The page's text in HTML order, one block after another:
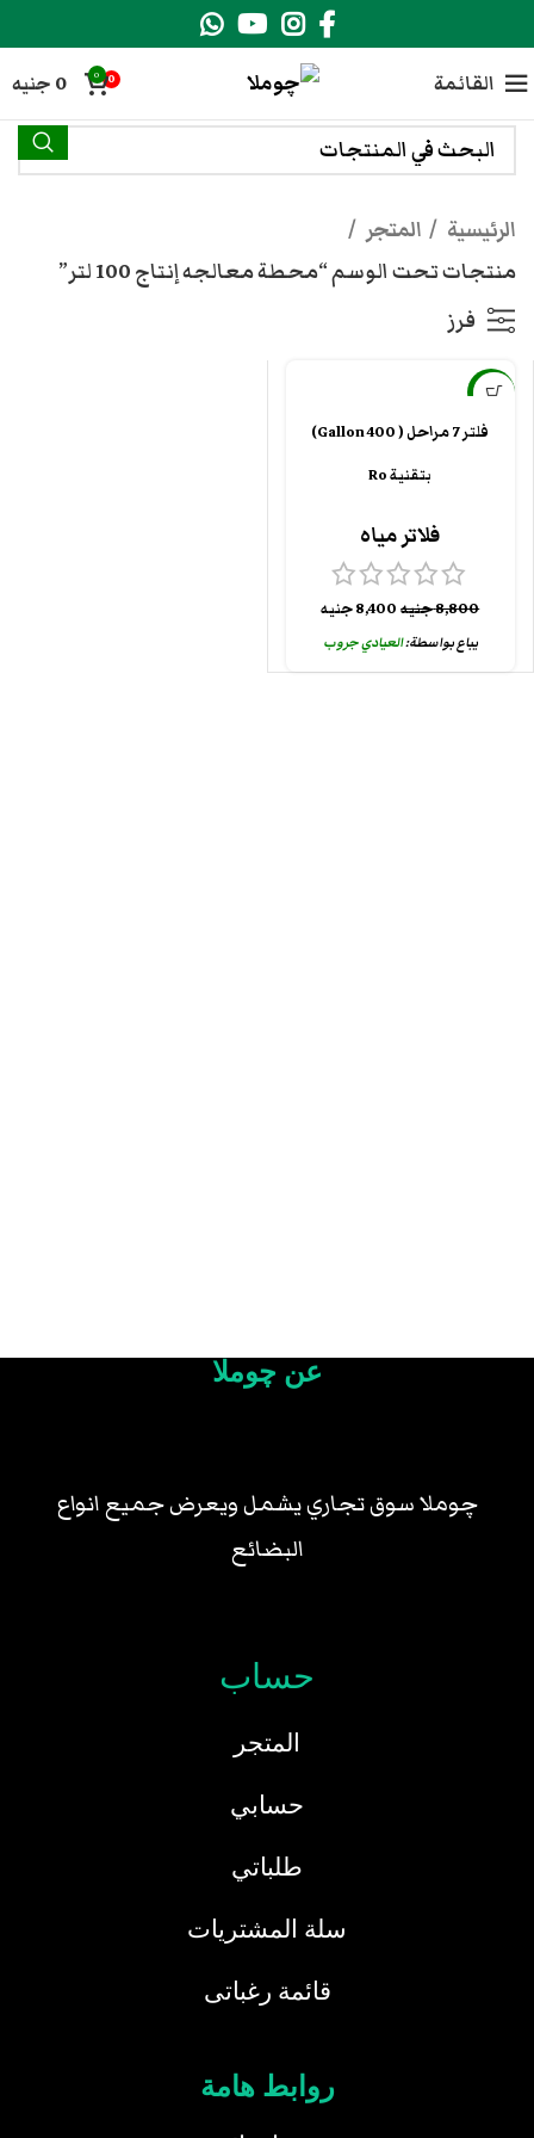
القائمة 0
0
0 جنيه
الرئيسية
المتجر
منتجات تحت الوسم “محطة معالجه إنتاج 100 لتر”
فرز
-5%
فلتر 7 مراحل ( 400 Gallon)
بتقنية Ro
فلاتر مياه
8,800جنيه 8,400جنيه
يباع بواسطة:العيادي جروب
عن چوملا
چوملا سوق تجاري يشمل ويعرض جميع انواع
البضائع
حساب
المتجر
حسابي
طلباتي
سلة المشتريات
قائمة رغباتى
روابط هامة